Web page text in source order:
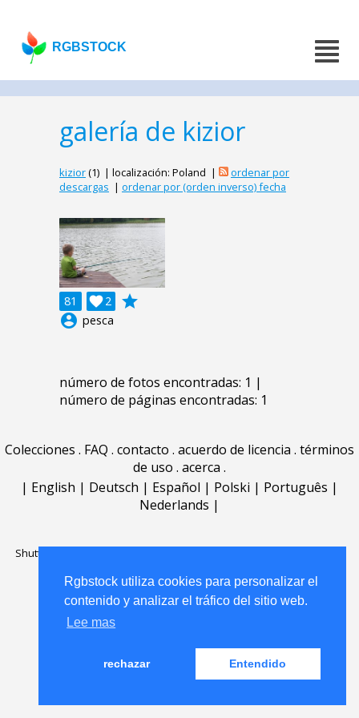
Rgbstock utiliza cookies para personalizar el
contenido y analizar el tráfico del sitio web.
Lee mas
rechazar Entendido
RGBSTOCK
galería de kizior
kizior(1) | localización: Poland |
ordenar por
descargas | ordenar por (orden inverso) fecha
81 2

grade
account_circle pesca
número de fotos encontradas: 1 |
número de páginas encontradas: 1
Colecciones . FAQ . contacto . acuerdo de licencia . términos
de uso . acerca .
| English | Deutsch | Español | Polski | Português |
Nederlands |
Shutterstock official partner of Rgbstock